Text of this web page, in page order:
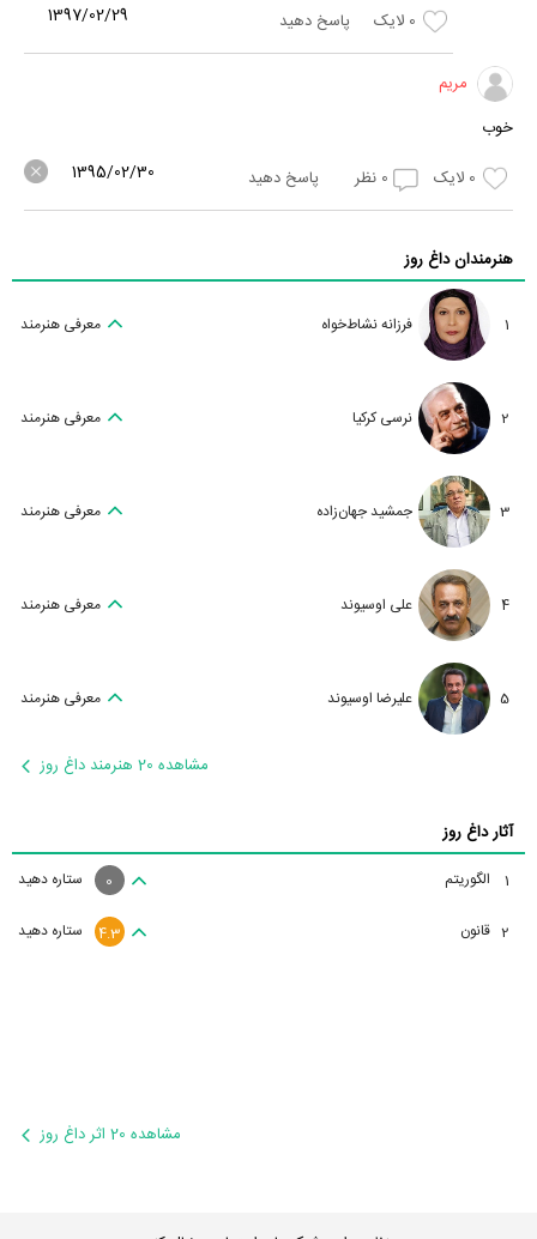
0 لایک پاسخ دهید 1397/02/29
مریم
خوب
0 لایک 0 نظر پاسخ دهید 1395/02/30
هنرمندان داغ روز
1 فرزانه نشاط‌خواه معرفی هنرمند
2 نرسی کرکیا معرفی هنرمند
3 جمشید جهان‌زاده معرفی هنرمند
4 علی اوسیوند معرفی هنرمند
5 علیرضا اوسیوند معرفی هنرمند
مشاهده 20 هنرمند داغ روز
آثار داغ روز
1 الگوریتم ستاره دهید 0
2 قانون ستاره دهید 4.3
مشاهده 20 اثر داغ روز